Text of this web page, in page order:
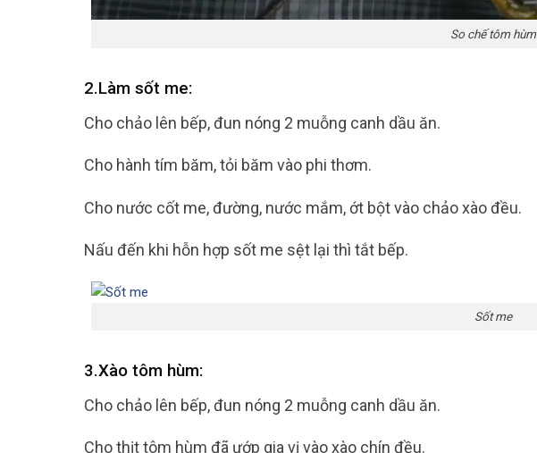
So chế tôm hùm
2.Làm sốt me:
Cho chảo lên bếp, đun nóng 2 muỗng canh dầu ăn.
Cho hành tím băm, tỏi băm vào phi thơm.
Cho nước cốt me, đường, nước mắm, ớt bột vào chảo xào đều.
Nấu đến khi hỗn hợp sốt me sệt lại thì tắt bếp.
Sốt me
3.Xào tôm hùm:
Cho chảo lên bếp, đun nóng 2 muỗng canh dầu ăn.
Cho thịt tôm hùm đã ướp gia vị vào xào chín đều.